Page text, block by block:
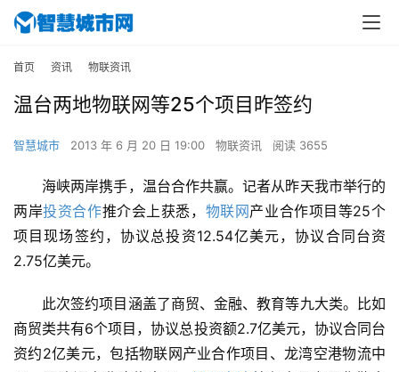
首页 资讯 物联资讯
温台两地物联网等25个项目昨签约
智慧城市 2013 年 6 月 20 日 19:00 物联资讯 阅读 3655
海峡两岸携手，温台合作共赢。记者从昨天我市举行的
两岸投资合作推介会上获悉， 物联网产业合作项目等25个
项目现场签约，协议总投资12.54亿美元，协议合同台资
2.75亿美元。
此次签约项目涵盖了商贸、金融、教育等九大类。比如
商贸类共有6个项目，协议总投资额2.7亿美元，协议合同台
资约2亿美元，包括物联网产业合作项目、龙湾空港物流中